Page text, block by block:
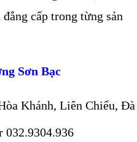
cấp trong từng sản
Sơn Bạc
Khánh, Liên Chiểu,
032.9304.936